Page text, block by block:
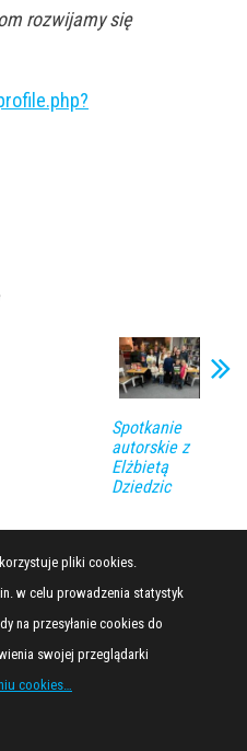
rozwijamy się
Spotkanie
autorskie z
Elżbietą
Dziedzic
pliki cookies.
w celu prowadzenia statystyk
na przesyłanie cookies do
swojej przeglądarki
cookies…